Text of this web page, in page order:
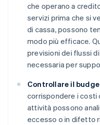
che operano a
servizi prima che si
di cassa, possono
modo più efficace.
previsioni dei flussi
necessaria per
Controllare il
corrispondere i costi
attività possono
eccesso o in difetto